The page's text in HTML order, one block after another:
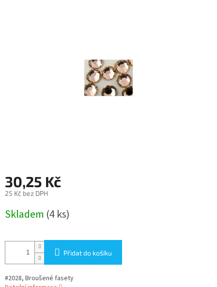
30,25 Kč
25 Kč bez DPH
cena:
Skladem (4 ks)
Přidat do košíku
#2028, Broušené fasety